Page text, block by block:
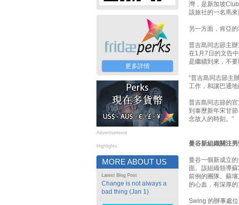
更多詳情
Advertisement
Highlights
MORE ABOUT US
Latest Blog Post
Change is not always a
bad thing (Jan 1)
灣，是新加坡
該旅社的一名馬來
另一方面，肯亞
普吉島同志節主
在1月7日的文告
是繼續到來，不要
“普吉島同志節主
工作，和讓巴通
普吉島同志節的官
到泰歷新年宋甘
念故人的時刻。”
曼谷新組織關注
曼谷一個新成立
面。該組織領導
前例的團隊。蘇
的心血，有深厚的
Swing 的辦事處